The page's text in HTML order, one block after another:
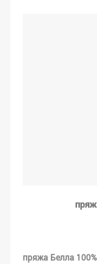
пряжа Белла